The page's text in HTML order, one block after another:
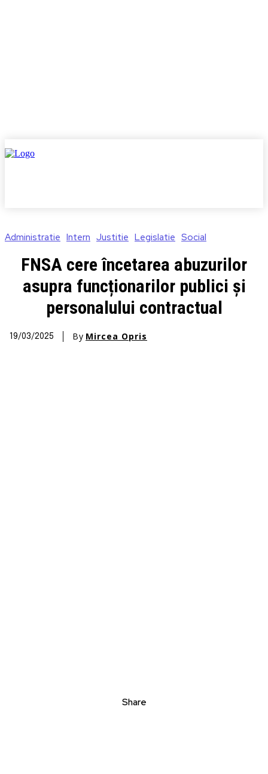
Administratie Intern Justitie Legislatie Social
FNSA cere încetarea abuzurilor
asupra funcționarilor publici şi
personalului contractual
19/03/2025 By Mircea Opris
Share